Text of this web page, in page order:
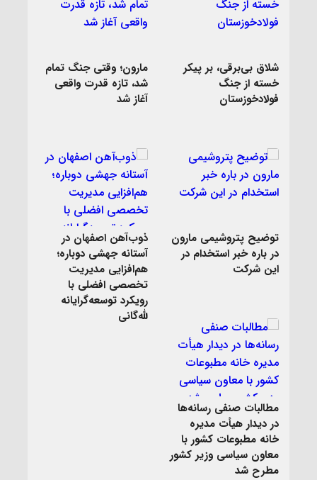
شلاق‌ بی‌برقی، بر پیکر
خسته‌ از جنگ
فولادخوزستان
مارون؛ وقتی جنگ تمام
شد، تازه قدرت واقعی
آغاز شد
توضیح پتروشیمی مارون
در باره خبر استخدام در
این شرکت
ذوب‌آهن اصفهان در
آستانه جهشی دوباره؛
هم‌افزایی مدیریت
تخصصی افضلی با
رویکرد توسعه‌گرایانه
لله‌گانی
مطالبات صنفی رسانه‌ها
در دیدار هیأت مدیره
خانه مطبوعات کشور با
معاون سیاسی وزیر کشور
مطرح شد